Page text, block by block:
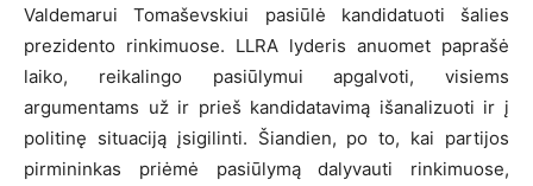
Valdemarui Tomaševskiui pasiūlė kandidatuoti šalies
prezidento rinkimuose. LLRA lyderis anuomet paprašė
laiko, reikalingo pasiūlymui apgalvoti, visiems
argumentams už ir prieš kandidatavimą išanalizuoti ir į
politinę situaciją įsigilinti. Šiandien, po to, kai partijos
pirmininkas priėmė pasiūlymą dalyvauti rinkimuose,